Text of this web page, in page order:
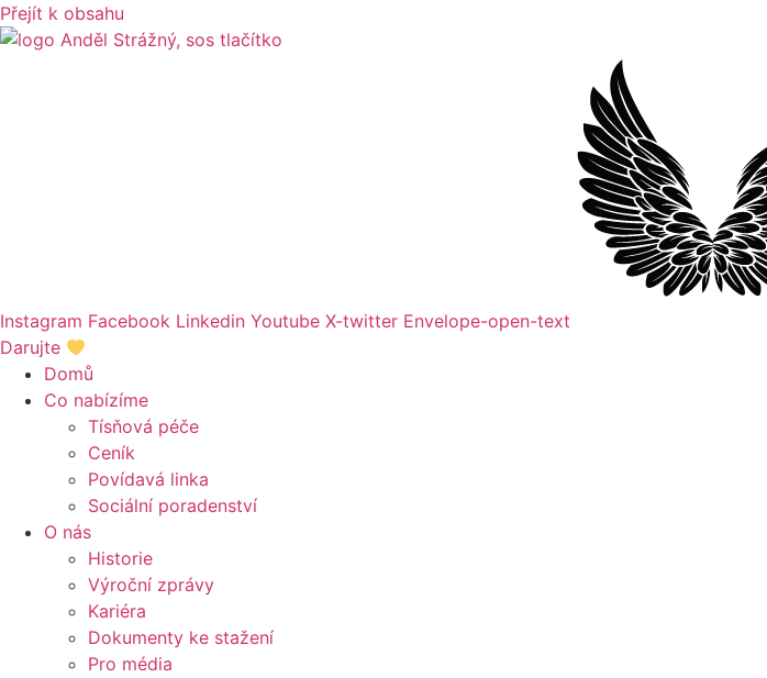
Přejít k obsahu
Instagram Facebook Linkedin Youtube X-twitter Envelope-open-text
Darujte
Domů
Co nabízíme
Tísňová péče
Ceník
Povídavá linka
Sociální poradenství
O nás
Historie
Výroční zprávy
Kariéra
Dokumenty ke stažení
Pro média